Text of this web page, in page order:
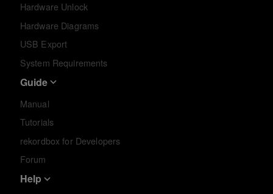
Hardware Unlock
Hardware Diagrams
USB Export
System Requirements
Guide
Manual
Tutorials
rekordbox for Developers
Forum
Help